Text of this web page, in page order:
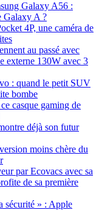
Galaxy A56 :
Galaxy A ?
4P, une caméra de
au passé avec
externe 130W avec 3
: quand le petit SUV
bombe
casque gaming de
déjà son futur
moins chère du
par Ecovacs avec sa
de sa première
sécurité » : Apple